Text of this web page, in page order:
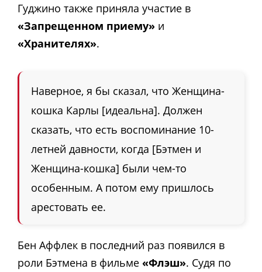
Гуджино также приняла участие в
«Запрещенном приему» и
«Хранителях».
Наверное, я бы сказал, что Женщина-
кошка Карлы [идеальна]. Должен
сказать, что есть воспоминание 10-
летней давности, когда [Бэтмен и
Женщина-кошка] были чем-то
особенным. А потом ему пришлось
арестовать ее.
Бен Аффлек в последний раз появился в
роли Бэтмена в фильме «Флэш». Судя по